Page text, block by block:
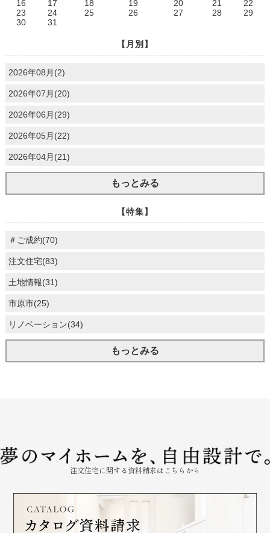
16 17 18 19 20 21
22
23
24 25 26 27 28
29
30
31
【月別】
2026年08月(2)
2026年07月(20)
2026年06月(29)
2026年05月(22)
2026年04月(21)
もっとみる
【特集】
＃ご成約(70)
注文住宅(83)
土地情報(31)
市原市(25)
リノベーション(34)
もっとみる
注文住宅に関する資料請求はこちらから